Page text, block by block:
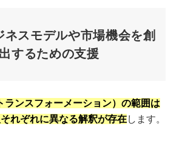
ネスモデルや市場機会を創
出するための支援
ランスフォーメーション）の範囲は
れぞれに異なる解釈が存在します。